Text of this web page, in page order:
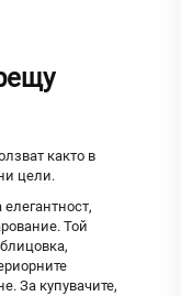
както в
цели.
Той
За купувачите,